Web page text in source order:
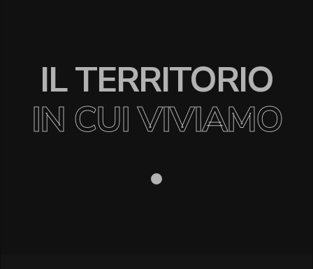
IL TERRITORIO
IN CUI VIVIAMO